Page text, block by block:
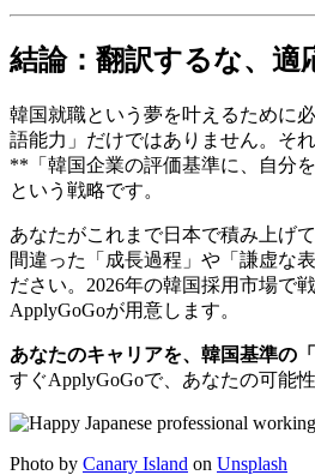
結論：翻訳するな、適
韓国就職という夢を叶えるために
語能力」だけではありません。そ
**「韓国企業の評価基準に、自分
という戦略です。
あなたがこれまで日本で積み上げ
間違った「成長過程」や「謙虚な
ださい。2026年の韓国採用市場で
ApplyGoGoが用意します。
あなたのキャリアを、韓国基準の
すぐApplyGoGoで、あなたの可能
Photo by Canary Island on Unsplash